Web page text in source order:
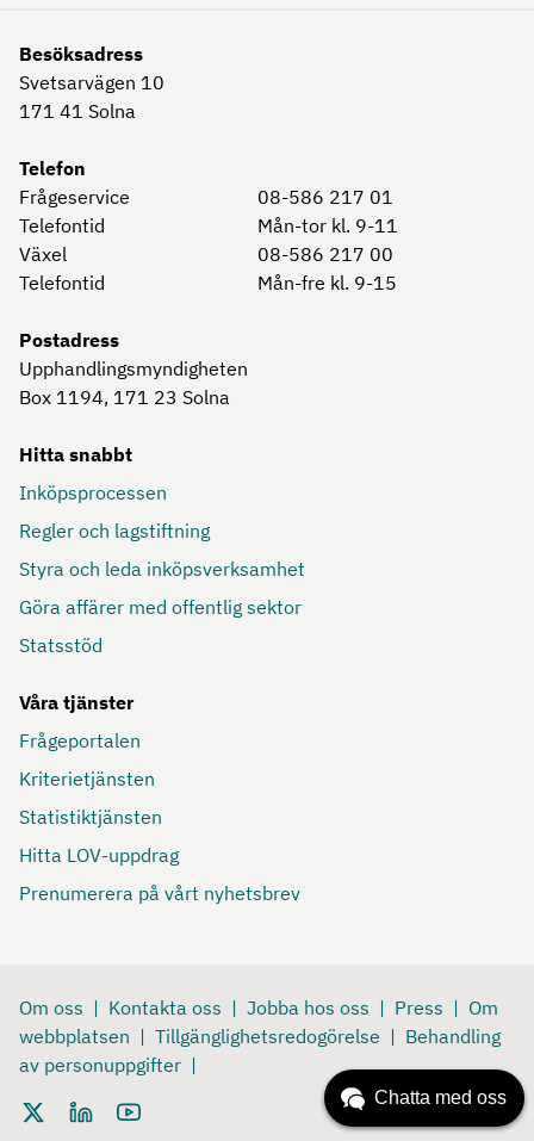
Besöksadress
Svetsarvägen 10
171 41 Solna
Telefon
Frågeservice
08-586 217 01
Telefontid
Mån-tor kl. 9-11
Växel
08-586 217 00
Telefontid
Mån-fre kl. 9-15
Postadress
Upphandlingsmyndigheten
Box 1194, 171 23 Solna
Hitta snabbt
Inköpsprocessen
Regler och lagstiftning
Styra och leda inköpsverksamhet
Göra affärer med offentlig sektor
Statsstöd
Våra tjänster
Frågeportalen
Kriterietjänsten
Statistiktjänsten
Hitta LOV-uppdrag
Prenumerera på vårt nyhetsbrev
Om oss Kontakta oss Jobba hos oss Press
Om
webbplatsen
Tillgänglighetsredogörelse
Behandling
av personuppgifter